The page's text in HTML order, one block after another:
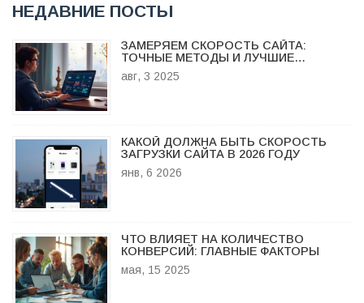
НЕДАВНИЕ ПОСТЫ
ЗАМЕРЯЕМ СКОРОСТЬ САЙТА:
ТОЧНЫЕ МЕТОДЫ И ЛУЧШИЕ
ИНСТРУМЕНТЫ 2025
авг, 3 2025
КАКОЙ ДОЛЖНА БЫТЬ СКОРОСТЬ
ЗАГРУЗКИ САЙТА В 2026 ГОДУ
янв, 6 2026
ЧТО ВЛИЯЕТ НА КОЛИЧЕСТВО
КОНВЕРСИЙ: ГЛАВНЫЕ ФАКТОРЫ
мая, 15 2025